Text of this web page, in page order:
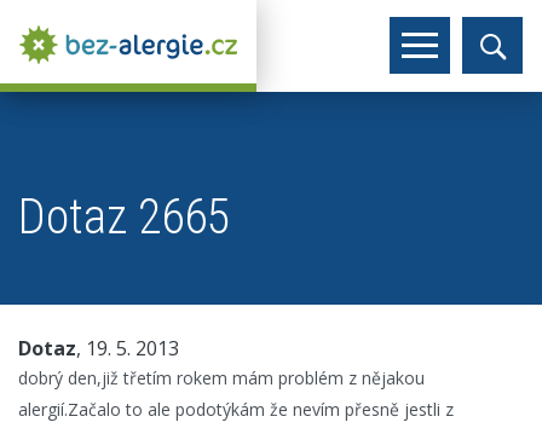
Dotaz 2665
Dotaz, 19. 5. 2013
dobrý den,již třetím rokem mám problém z nějakou
alergií.Začalo to ale podotýkám že nevím přesně jestli z